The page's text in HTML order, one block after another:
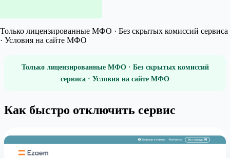
Только лицензированные МФО · Без скрытых комиссий сервиса
· Условия на сайте МФО
Только лицензированные МФО · Без скрытых комиссий
сервиса · Условия на сайте МФО
Как быстро отключить сервис